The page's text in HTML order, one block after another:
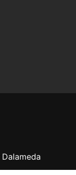
Dalameda